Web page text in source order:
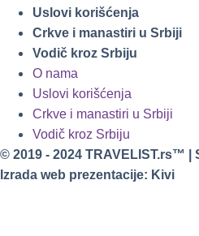
Uslovi korišćenja
Crkve i manastiri u Srbiji
Vodič kroz Srbiju
O nama
Uslovi korišćenja
Crkve i manastiri u Srbiji
Vodič kroz Srbiju
© 2019 - 2024 TRAVELIST.rs™ |
Izrada web prezentacije: Kivi